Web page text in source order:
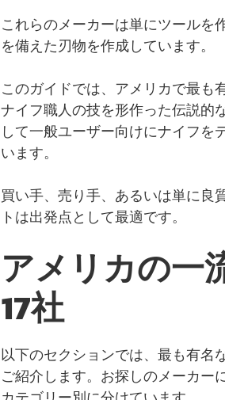
これらのメーカーは単にツールを
を備えた刃物を作成しています。
このガイドでは、アメリカで最も
ナイフ職人の技を形作った伝説的
して一般ユーザー向けにナイフを
います。
買い手、売り手、あるいは単に良
トは出発点として最適です。
アメリカの一
17社
以下のセクションでは、最も有名
ご紹介します。お探しのメーカー